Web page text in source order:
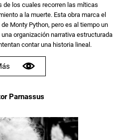
de los cuales recorren las míticas
a la muerte. Esta obra marca el
Monty Python, pero es al tiempo un
organización narrativa estructurada
contar una historia lineal.
Parnassus